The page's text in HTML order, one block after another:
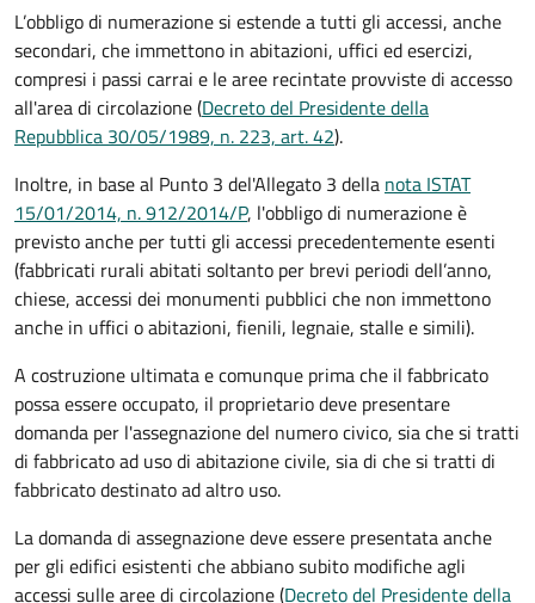
L’obbligo di numerazione si estende a tutti gli accessi, anche
secondari, che immettono in abitazioni, uffici ed esercizi,
compresi i passi carrai e le aree recintate provviste di accesso
all'area di circolazione (Decreto del Presidente della
Repubblica 30/05/1989, n. 223, art. 42).
Inoltre, in base al Punto 3 del'Allegato 3 della nota ISTAT
15/01/2014, n. 912/2014/P, l'obbligo di numerazione è
previsto anche per tutti gli accessi precedentemente esenti
(fabbricati rurali abitati soltanto per brevi periodi dell’anno,
chiese, accessi dei monumenti pubblici che non immettono
anche in uffici o abitazioni, fienili, legnaie, stalle e simili).
A costruzione ultimata e comunque prima che il fabbricato
possa essere occupato, il proprietario deve presentare
domanda per l'assegnazione del numero civico, sia che si tratti
di fabbricato ad uso di abitazione civile, sia di che si tratti di
fabbricato destinato ad altro uso.
La domanda di assegnazione deve essere presentata anche
per gli edifici esistenti che abbiano subito modifiche agli
accessi sulle aree di circolazione (Decreto del Presidente della